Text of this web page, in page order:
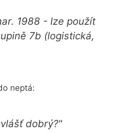
1988 - lze použít
7b (logistická,
neptá:
dobrý?"